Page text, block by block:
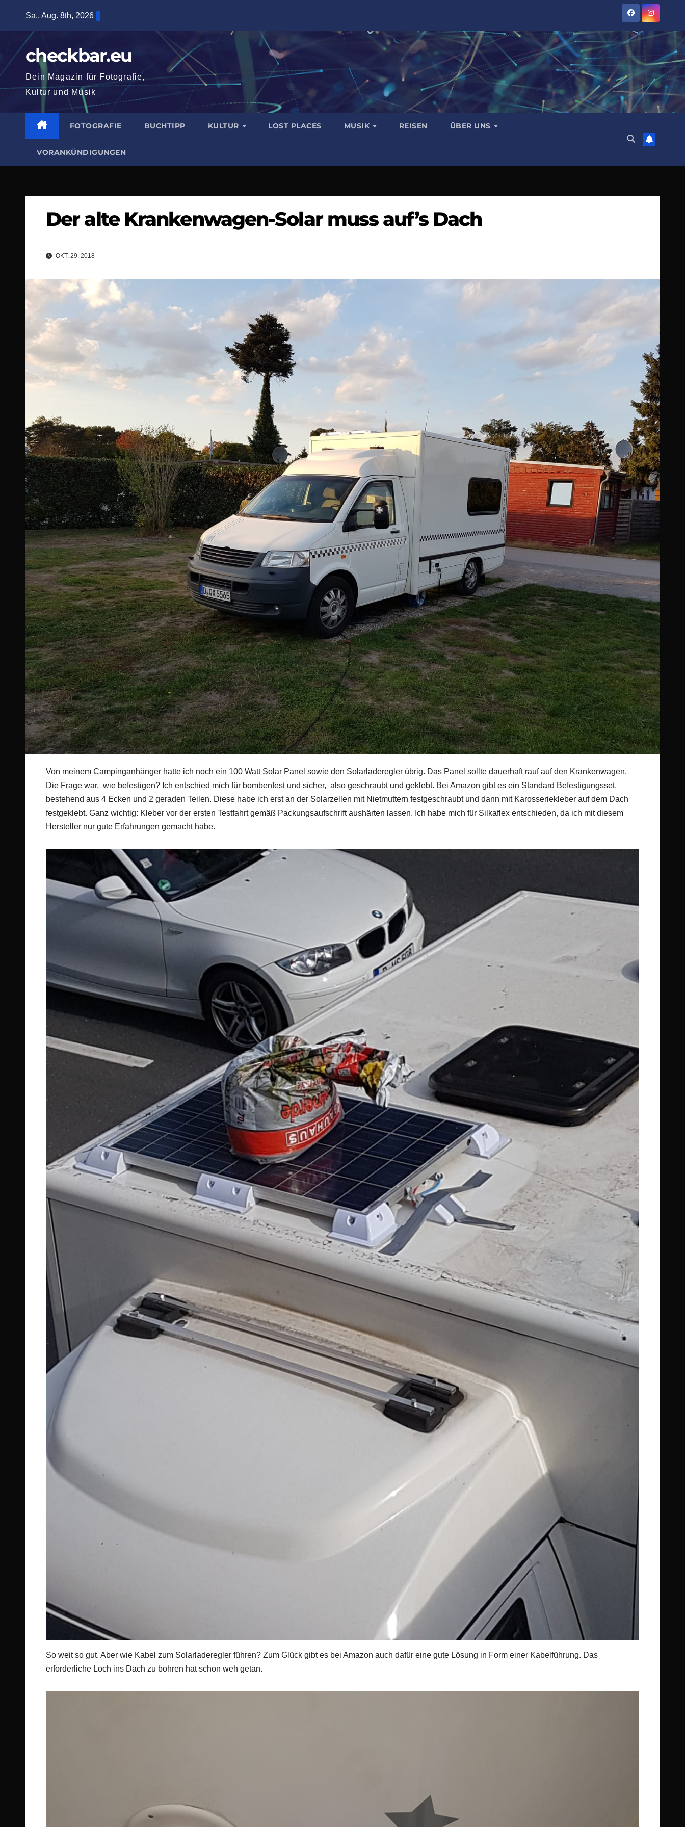
springen
Sa.. Aug. 8th, 2026
checkbar.eu
Dein Magazin für Fotografie,
Kultur und Musik
FOTOGRAFIE BUCHTIPP KULTUR LOST PLACES MUSIK REISEN ÜBER UNS
VORANKÜNDIGUNGEN
Der alte Krankenwagen-Solar muss auf’s Dach
OKT. 29, 2018
Von meinem Campinganhänger hatte ich noch ein 100 Watt Solar Panel sowie den Solarladeregler übrig. Das Panel sollte dauerhaft rauf auf den Krankenwagen.
Die Frage war, wie befestigen? Ich entschied mich für bombenfest und sicher, also geschraubt und geklebt. Bei Amazon gibt es ein Standard Befestigungsset,
bestehend aus 4 Ecken und 2 geraden Teilen. Diese habe ich erst an der Solarzellen mit Nietmuttern festgeschraubt und dann mit Karosseriekleber auf dem Dach
festgeklebt. Ganz wichtig: Kleber vor der ersten Testfahrt gemäß Packungsaufschrift aushärten lassen. Ich habe mich für Silkaflex entschieden, da ich mit diesem
Hersteller nur gute Erfahrungen gemacht habe.
So weit so gut. Aber wie Kabel zum Solarladeregler führen? Zum Glück gibt es bei Amazon auch dafür eine gute Lösung in Form einer Kabelführung. Das
erforderliche Loch ins Dach zu bohren hat schon weh getan.